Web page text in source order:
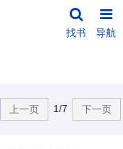
找书 导航
上一页 1/7 下一页